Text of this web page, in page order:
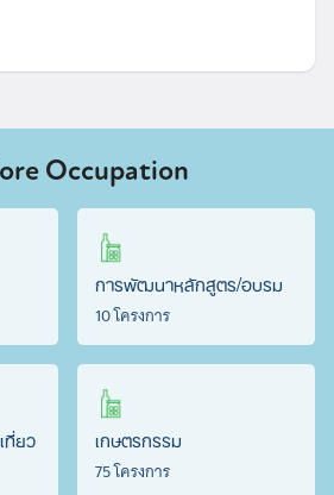
Occupation
การพัฒนาหลักสูตร/อบรม
10 โครงการ
ที่ยว เกษตรกรรม
75 โครงการ